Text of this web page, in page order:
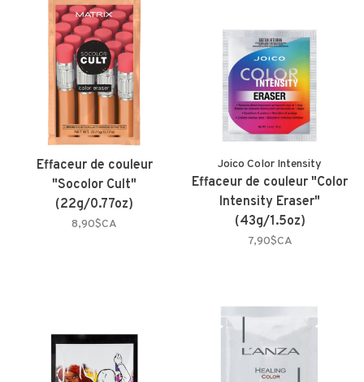
Effaceur de couleur
"Socolor Cult"
(22g/0.77oz)
8,90$CA
Joico Color Intensity
Effaceur de couleur "Color
Intensity Eraser"
(43g/1.5oz)
7,90$CA